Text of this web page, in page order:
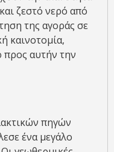
ζεστό νερό από
της αγοράς σε
καινοτομία,
προς αυτήν την
πηγών
ένα μεγάλο